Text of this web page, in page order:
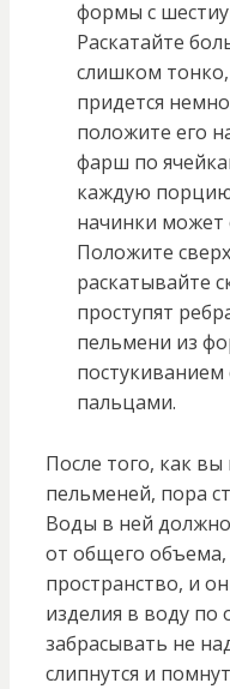
формы с
Раскатайте
слишком
придется
положите его
фарш по
каждую порцию
начинки может
Положите
раскатывайте
проступят
пельмени из
постукиванием
пальцами.
После того, как
пельменей, пора
Воды в ней
от общего
пространство, и
изделия в воду по
забрасывать не
слипнутся и